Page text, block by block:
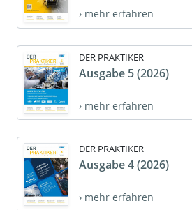
› mehr erfahren
DER PRAKTIKER
Ausgabe 5 (2026)
› mehr erfahren
DER PRAKTIKER
Ausgabe 4 (2026)
› mehr erfahren